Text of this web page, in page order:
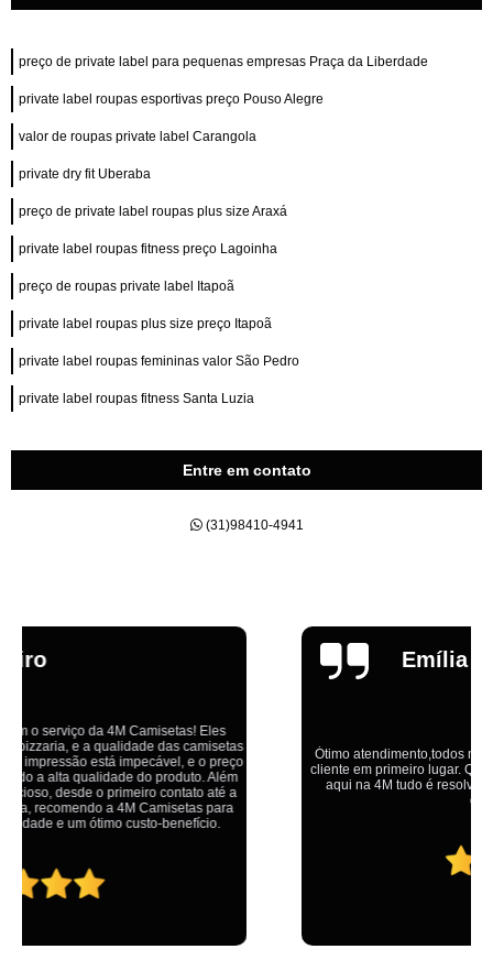
preço de private label para pequenas empresas Praça da Liberdade
private label roupas esportivas preço Pouso Alegre
valor de roupas private label Carangola
private dry fit Uberaba
preço de private label roupas plus size Araxá
private label roupas fitness preço Lagoinha
preço de roupas private label Itapoã
private label roupas plus size preço Itapoã
private label roupas femininas valor São Pedro
private label roupas fitness Santa Luzia
Entre em contato
(31)98410-4941
Ótimo atendimento,todos muito educados, prestativos e que colocam o
cliente em primeiro lugar. Qualquer lugar tem problemas,isso é fato, mas
aqui na 4M tudo é resolvido com calma e de forma que todos saem
ganhando no final.